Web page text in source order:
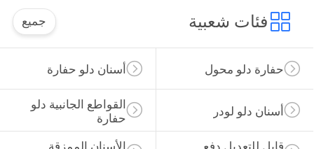
بندقية الشحوم
التلقائي
20
فئات شعبية جميع
أسنان دلو حفارة حفارة دلو محول
القواطع الجانبية دلو
حفارة
أسنان دلو لودر
الأسنان الممزقة قابل للتعديل دفع